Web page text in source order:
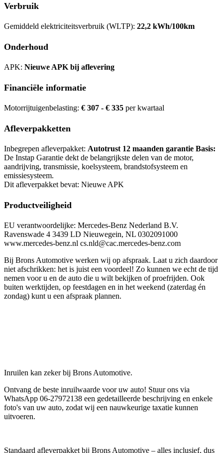
Verbruik
Gemiddeld elektriciteitsverbruik (WLTP): 22,2 kWh/100km
Onderhoud
APK: Nieuwe APK bij aflevering
Financiële informatie
Motorrijtuigenbelasting: € 307 - € 335 per kwartaal
Afleverpakketten
Inbegrepen afleverpakket: Autotrust 12 maanden garantie Basis:
De Instap Garantie dekt de belangrijkste delen van de motor,
aandrijving, transmissie, koelsysteem, brandstofsysteem en
emissiesysteem.
Dit afleverpakket bevat: Nieuwe APK
Productveiligheid
EU verantwoordelijke: Mercedes-Benz Nederland B.V.
Ravenswade 4 3439 LD Nieuwegein, NL 0302091000
www.mercedes-benz.nl cs.nld@cac.mercedes-benz.com
Bij Brons Automotive werken wij op afspraak. Laat u zich daardoor
niet afschrikken: het is juist een voordeel! Zo kunnen we echt de tijd
nemen voor u en de auto die u wilt bekijken of proefrijden. Ook
buiten werktijden, op feestdagen en in het weekend (zaterdag én
zondag) kunt u een afspraak plannen.
Inruilen kan zeker bij Brons Automotive.
Ontvang de beste inruilwaarde voor uw auto! Stuur ons via
WhatsApp 06-27972138 een gedetailleerde beschrijving en enkele
foto's van uw auto, zodat wij een nauwkeurige taxatie kunnen
uitvoeren.
Standaard afleverpakket bij Brons Automotive – alles inclusief, dus